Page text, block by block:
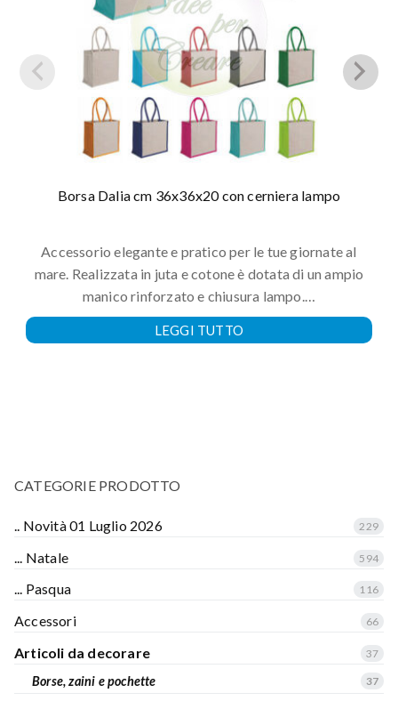
Borsa Dalia cm 36x36x20 con cerniera lampo
Accessorio elegante e pratico per le tue giornate al
mare. Realizzata in juta e cotone è dotata di un ampio
manico rinforzato e chiusura lampo.…
LEGGI TUTTO
CATEGORIE PRODOTTO
.. Novità 01 Luglio 2026 229
... Natale 594
... Pasqua 116
Accessori 66
Articoli da decorare 37
Borse, zaini e pochette 37